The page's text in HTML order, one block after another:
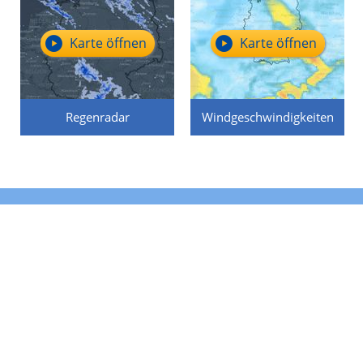
Regenradar
Karte öffnen
Windgeschwindigkeiten
Karte öffnen